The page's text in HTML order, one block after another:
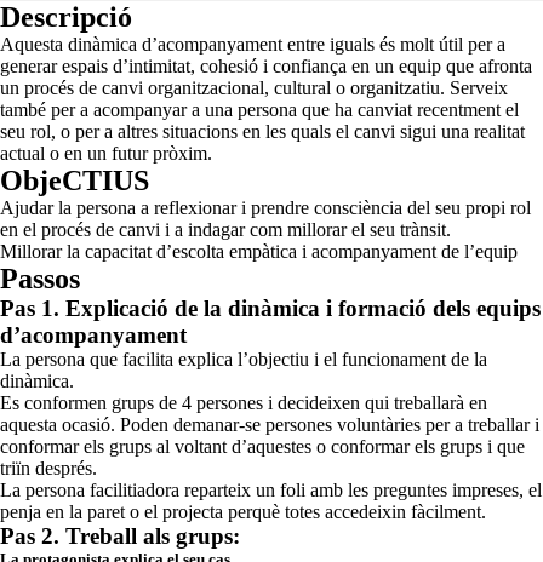
Descripció
Aquesta dinàmica d’acompanyament entre iguals és molt útil per a
generar espais d’intimitat, cohesió i confiança en un equip que afronta
un procés de canvi organitzacional, cultural o organitzatiu. Serveix
també per a acompanyar a una persona que ha canviat recentment el
seu rol, o per a altres situacions en les quals el canvi sigui una realitat
actual o en un futur pròxim.
ObjeCTIUS
Ajudar la persona a reflexionar i prendre consciència del seu propi rol
en el procés de canvi i a indagar com millorar el seu trànsit.
Millorar la capacitat d’escolta empàtica i acompanyament de l’equip
Passos
Pas 1. Explicació de la dinàmica i formació dels equips
d’acompanyament
La persona que facilita explica l’objectiu i el funcionament de la
dinàmica.
Es conformen grups de 4 persones i decideixen qui treballarà en
aquesta ocasió. Poden demanar-se persones voluntàries per a treballar i
conformar els grups al voltant d’aquestes o conformar els grups i que
triïn després.
La persona facilitiadora reparteix un foli amb les preguntes impreses, el
penja en la paret o el projecta perquè totes accedeixin fàcilment.
Pas 2. Treball als grups: